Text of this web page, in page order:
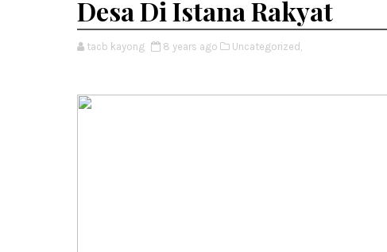
Desa Di Istana Rakyat
tacb kayong 8 years ago Uncategorized,